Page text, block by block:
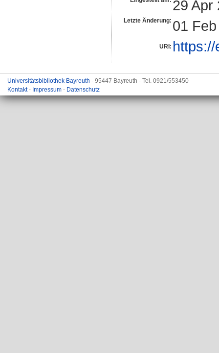
29 Apr
Letzte Änderung: 01
URI:
Universitätsbibliothek Bayreuth - 95447 Bayreuth - Tel. 0921/553450
Kontakt- Impressum - Datenschutz